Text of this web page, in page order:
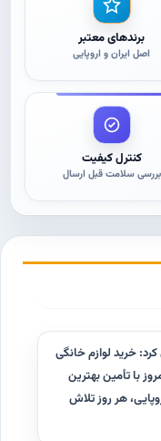
برندهای معتبر
اصل ایران و اروپایی
کنترل کیفیت
بررسی سلامت قبل ارسال
عمل کرد: خرید لوازم خانگی
با تأمین بهترین
هر روز تلاش